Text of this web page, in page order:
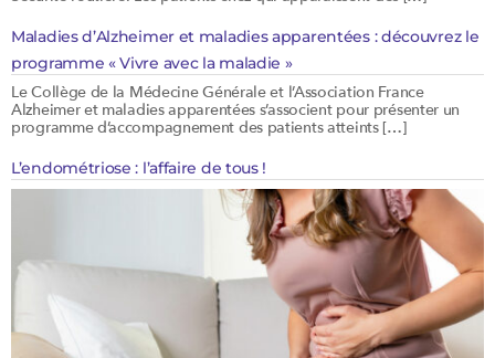
Maladies d’Alzheimer et maladies apparentées : découvrez le
programme « Vivre avec la maladie »
Le Collège de la Médecine Générale et l’Association France
Alzheimer et maladies apparentées s’associent pour présenter un
programme d’accompagnement des patients atteints […]
L’endométriose : l’affaire de tous !